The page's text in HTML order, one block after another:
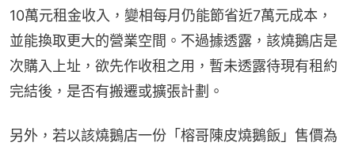
10萬元租金收入，變相每月仍能節省近7萬元成本，
並能換取更大的營業空間。不過據透露，該燒鵝店是
次購入上址，欲先作收租之用，暫未透露待現有租約
完結後，是否有搬遷或擴張計劃。
另外，若以該燒鵝店一份「榕哥陳皮燒鵝飯」售價為